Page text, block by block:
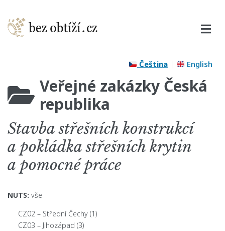
Čeština| English
Veřejné zakázky Česká
republika
Stavba střešních konstrukcí
a pokládka střešních krytin
a pomocné práce
NUTS: vše
CZ02 – Střední Čechy (1)
CZ03 – Jihozápad (3)